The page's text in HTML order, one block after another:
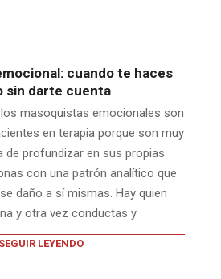
cuando te haces
sin darte cuenta
masoquistas emocionales son
en terapia porque son muy
de profundizar en sus propias
con una patrón analítico que
daño a sí mismas. Hay quien
y otra vez conductas y
SEGUIR LEYENDO